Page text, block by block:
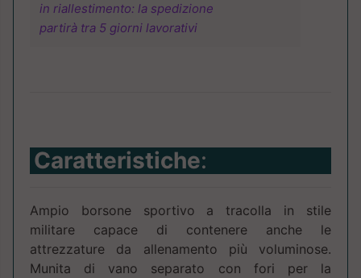
in riallestimento: la spedizione
partirà tra 5 giorni lavorativi
Caratteristiche:
Ampio borsone sportivo a tracolla in stile
militare capace di contenere anche le
attrezzature da allenamento più voluminose.
Munita di vano separato con fori per la